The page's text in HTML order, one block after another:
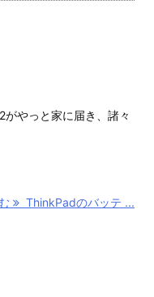
やっと家に届き、諸々
ThinkPadのバッテ ...